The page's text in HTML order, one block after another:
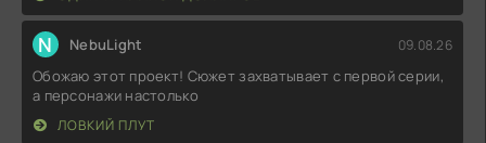
N NebuLight 09.08.26
Обожаю этот проект! Сюжет захватывает с первой серии,
а персонажи настолько
ЛОВКИЙ ПЛУТ